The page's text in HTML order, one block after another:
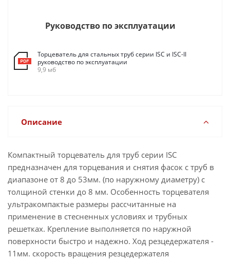
Руководство по эксплуатации
Торцеватель для стальных труб серии ISC и ISC-II
руководство по эксплуатации
9,9 мб
Описание
Компактный торцеватель для труб серии ISC
предназначен для торцевания и снятия фасок с труб в
диапазоне от 8 до 53мм. (по наружному диаметру) с
толщиной стенки до 8 мм. Особенность торцевателя
ультракомпактые размеры рассчитанные на
применение в стесненных условиях и трубных
решетках. Крепление выполняется по наружной
поверхности быстро и надежно. Ход резцедержателя -
11мм. скорость вращения резцедержателя